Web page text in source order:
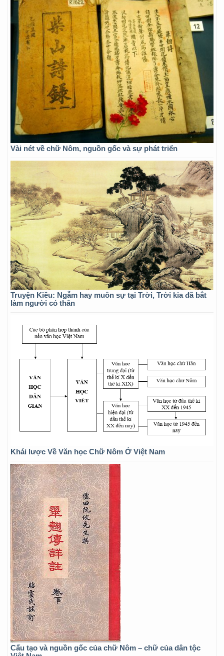
Vài nét về chữ Nôm, nguồn gốc và sự phát triển
Truyện Kiều: Ngẫm hay muôn sự tại Trời, Trời kia đã bắt
làm người có thân
Khái lược Về Văn học Chữ Nôm Ở Việt Nam
Cấu tạo và nguồn gốc của chữ Nôm – chữ của dân tộc